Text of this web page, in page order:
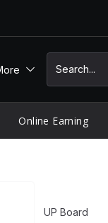
Online Earning
UP Board